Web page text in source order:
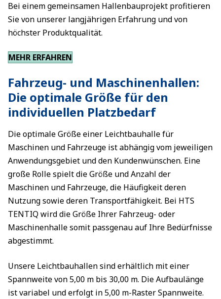
Bei einem gemeinsamen Hallenbauprojekt profitieren
Sie von unserer langjährigen Erfahrung und von
höchster Produktqualität.
MEHR ERFAHREN
Fahrzeug- und Maschinenhallen:
Die optimale Größe für den
individuellen Platzbedarf
Die optimale Größe einer Leichtbauhalle für
Maschinen und Fahrzeuge ist abhängig vom jeweiligen
Anwendungsgebiet und den Kundenwünschen. Eine
große Rolle spielt die Größe und Anzahl der
Maschinen und Fahrzeuge, die Häufigkeit deren
Nutzung sowie deren Transportfähigkeit. Bei HTS
TENTIQ wird die Größe Ihrer Fahrzeug- oder
Maschinenhalle somit passgenau auf Ihre Bedürfnisse
abgestimmt.
Unsere Leichtbauhallen sind erhältlich mit einer
Spannweite von 5,00 m bis 30,00 m. Die Aufbaulänge
ist variabel und erfolgt in 5,00 m-Raster Spannweite.